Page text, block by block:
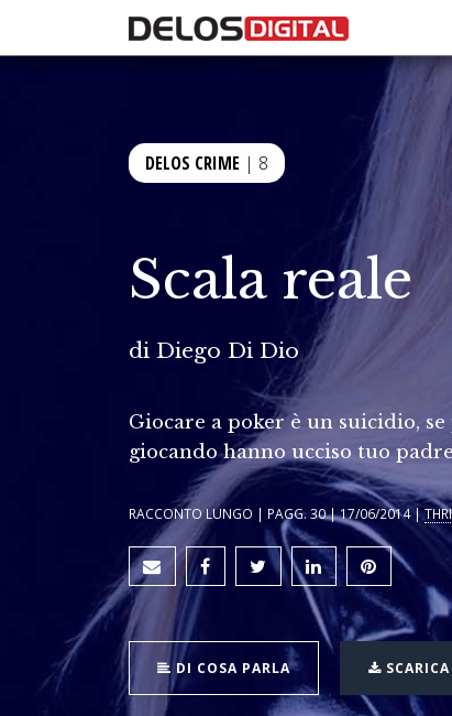
DELOS CRIME | 8
Scala reale
di Diego Di Dio
Giocare a poker è un suicidio,
giocando hanno ucciso tuo
RACCONTO LUNGO | PAGG. 30 | 17/06/2014 |
DI COSA PARLA